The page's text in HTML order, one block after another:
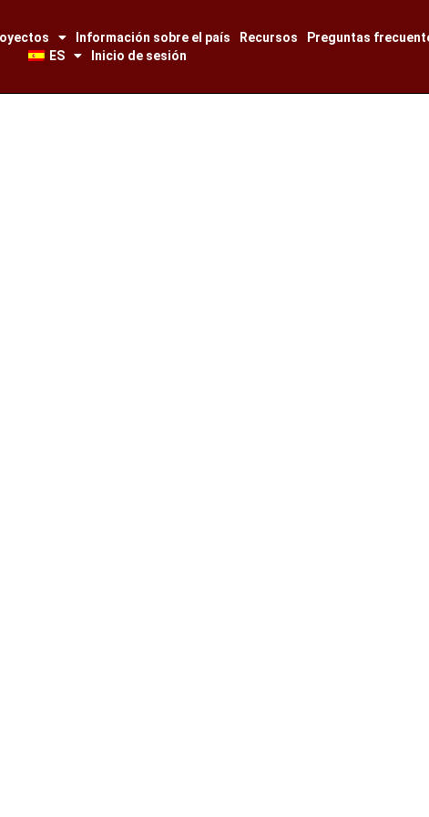
Información sobre el país Recursos
Preguntas
ES
Inicio de sesión